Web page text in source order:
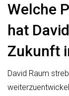
Welche
hat
Zukunft
David Raum